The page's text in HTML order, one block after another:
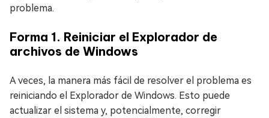
problema.
Forma 1. Reiniciar el Explorador de
archivos de Windows
A veces, la manera más fácil de resolver el problema es
reiniciando el Explorador de Windows. Esto puede
actualizar el sistema y, potencialmente, corregir